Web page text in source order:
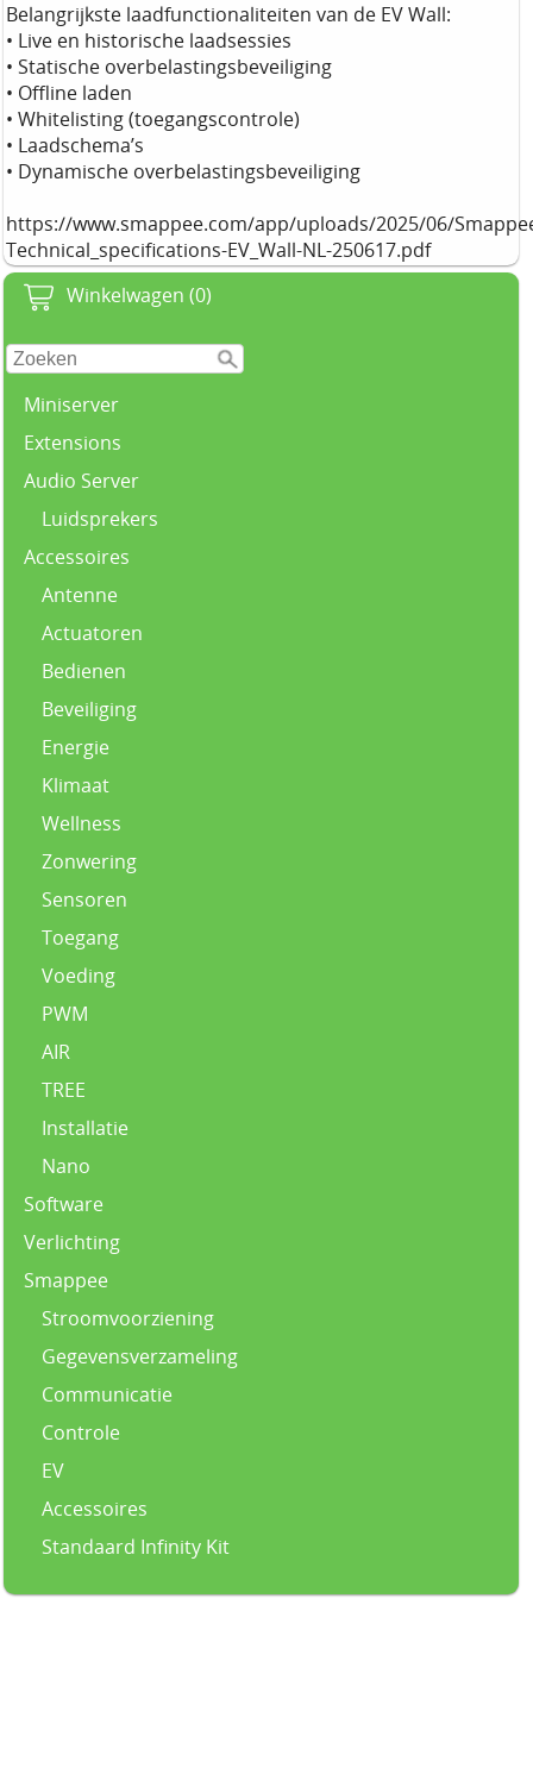
Winkelwagen (0)
Miniserver
Extensions
Audio Server
Luidsprekers
Accessoires
Antenne
Actuatoren
Bedienen
Beveiliging
Energie
Klimaat
Wellness
Zonwering
Sensoren
Toegang
Voeding
PWM
AIR
TREE
Installatie
Nano
Software
Verlichting
Smappee
Stroomvoorziening
Gegevensverzameling
Communicatie
Controle
EV
Accessoires
Standaard Infinity Kit
Belangrijkste laadfunctionaliteiten van de EV Wall:
• Live en historische laadsessies
• Statische overbelastingsbeveiliging
• Offline laden
• Whitelisting (toegangscontrole)
• Laadschema’s
• Dynamische overbelastingsbeveiliging
https://www.smappee.com/app/uploads/2025/06/
Technical_specifications-EV_Wall-NL-250617.pdf